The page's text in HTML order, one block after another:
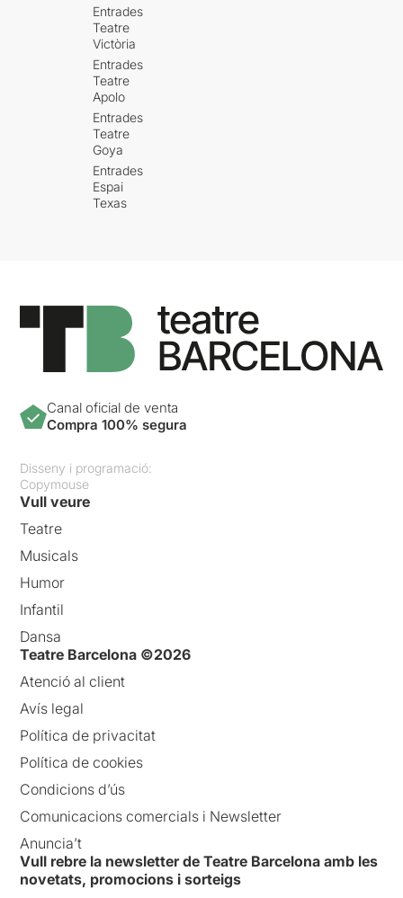
Entrades
Teatre
Victòria
Entrades
Teatre
Apolo
Entrades
Teatre
Goya
Entrades
Espai
Texas
Canal oficial de venta
Compra 100% segura
Disseny i programació:
Copymouse
Vull veure
Teatre
Musicals
Humor
Infantil
Dansa
Teatre Barcelona ©2026
Atenció al client
Avís legal
Política de privacitat
Política de cookies
Condicions d’ús
Comunicacions comercials i Newsletter
Anuncia’t
Vull rebre la newsletter de Teatre Barcelona amb les
novetats, promocions i sorteigs